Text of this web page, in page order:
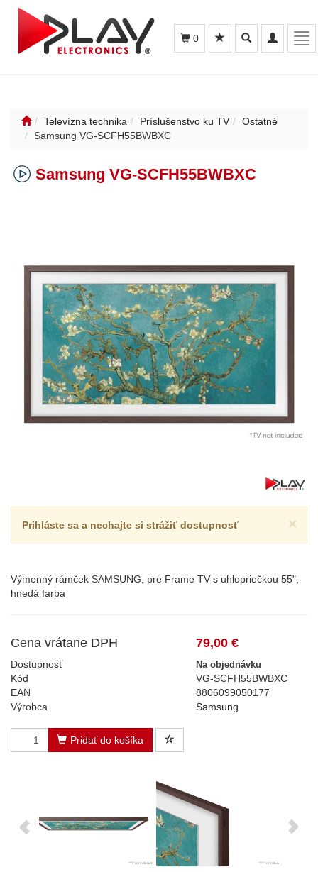
Toggle
navigation
Toggle
search
0
Televízna technika Príslušenstvo ku TV
Ostatné
Samsung VG-SCFH55BWBXC
Samsung VG-SCFH55BWBXC
×
Prihláste sa a nechajte si strážiť dostupnosť
Výmenný rámček SAMSUNG, pre Frame TV s uhlopriečkou 55",
hnedá farba
Cena vrátane DPH 79,00 €
Dostupnosť Na objednávku
Kód
VG-SCFH55BWBXC
EAN
8806099050177
Výrobca
Samsung
Pridať do košíka